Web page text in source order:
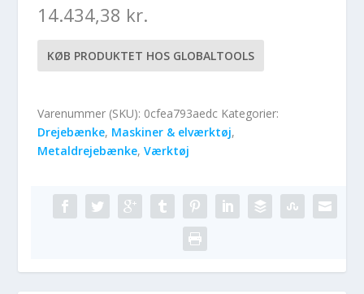
14.434,38 kr.
KØB PRODUKTET HOS GLOBALTOOLS
Varenummer (SKU): 0cfea793aedc Kategorier:
Drejebænke, Maskiner & elværktøj,
Metaldrejebænke,Værktøj